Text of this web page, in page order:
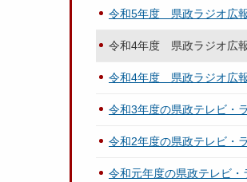
令和5年度 県政ラジオ広
令和4年度 県政ラジオ広
令和4年度 県政ラジオ広
令和3年度の県政テレビ・
令和2年度の県政テレビ・
令和元年度の県政テレビ・